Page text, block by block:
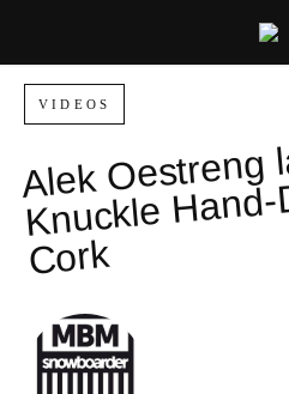
VIDEOS
Oestreng
Cork